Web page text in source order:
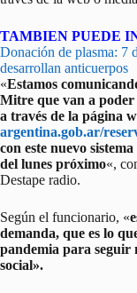
TAMBIEN PUEDE
Donación de plasma: 7
desarrollan anticuerpos
«Estamos
Mitre que van a poder
a través de la página
argentina.gob.ar/
con este nuevo
del lunes próximo«,
Destape radio.
Según el funcionario, «
demanda, que es lo
pandemia para seguir
social».